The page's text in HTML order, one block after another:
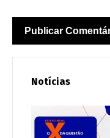
Notícias